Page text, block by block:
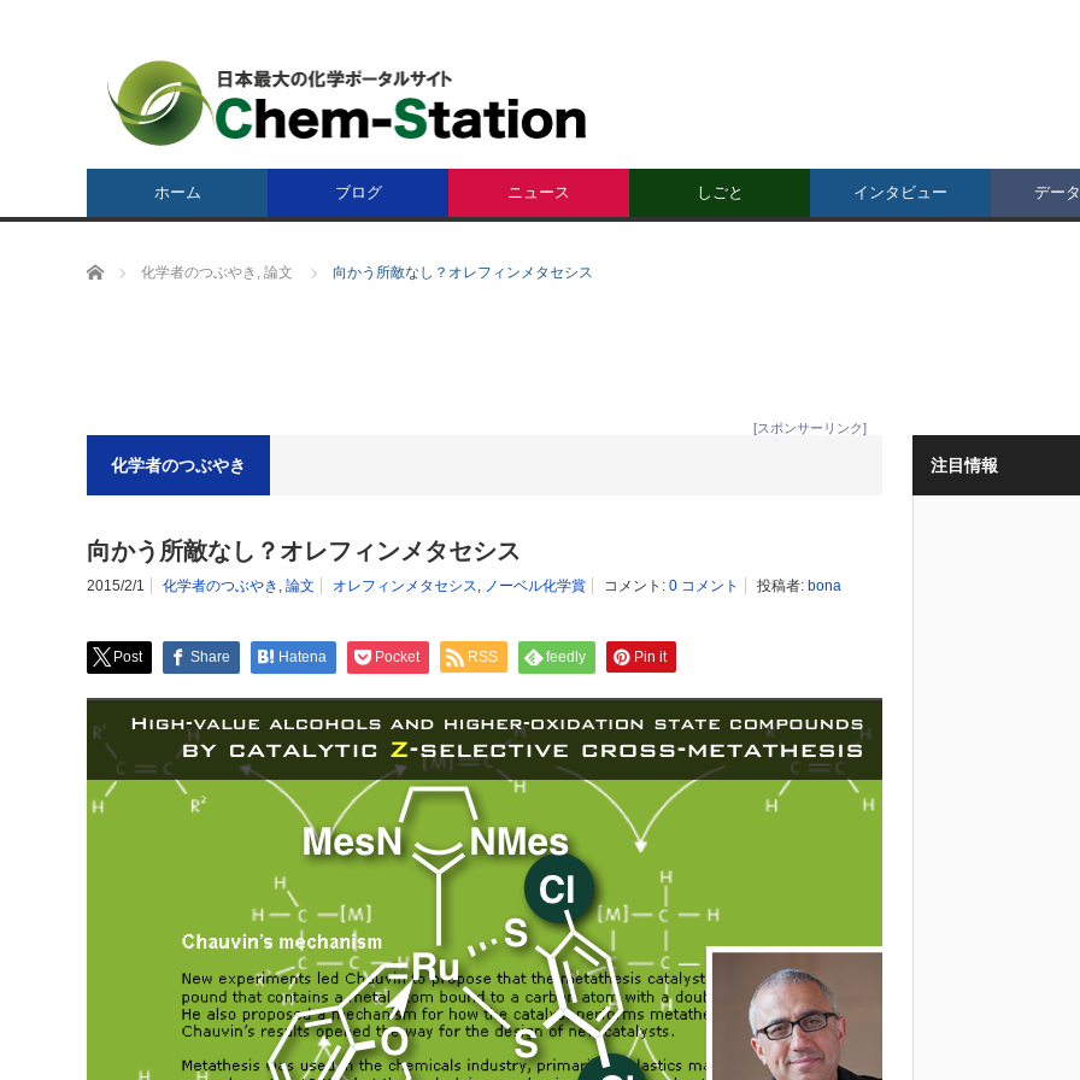
ホーム ブログ ニュース しごと インタビュー デー
ホーム 化学者のつぶやき , 論文 向かう所敵なし？オレフィンメタセシス
[スポンサーリンク]
化学者のつぶやき
向かう所敵なし？オレフィンメタセシス
2015/2/1 化学者のつぶやき , 論文 オレフィンメタセシス, ノーベル化学賞 コメント: 0 コメント 投稿者: bona
Post Share Hatena Pocket RSS feedly Pin it
注目情報